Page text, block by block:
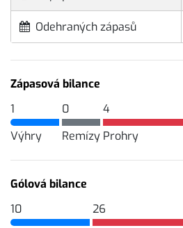
Odehraných zápasů
Zápasová bilance
1
Výhry
0
Remízy
4
Prohry
Gólová bilance
10
26